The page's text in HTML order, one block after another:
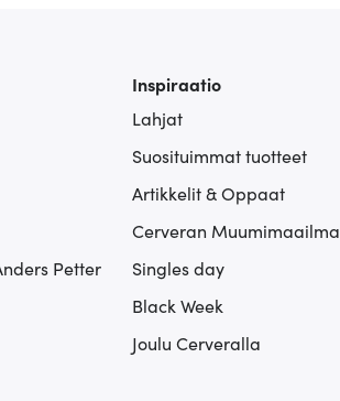
Petter
Inspiraatio
Lahjat
Suosituimmat tuotteet
Artikkelit & Oppaat
Cerveran Muumimaailma
Singles day
Black Week
Joulu Cerveralla